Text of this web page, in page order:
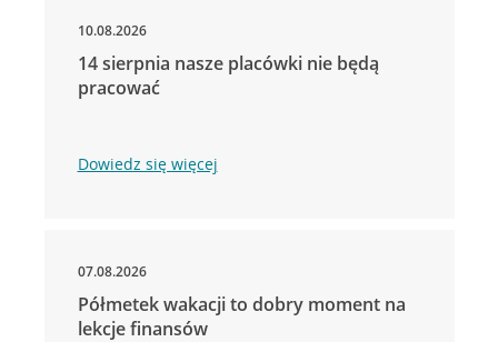
10.08.2026
14 sierpnia nasze placówki nie będą
pracować
Dowiedz się więcej
07.08.2026
Półmetek wakacji to dobry moment na
lekcje finansów